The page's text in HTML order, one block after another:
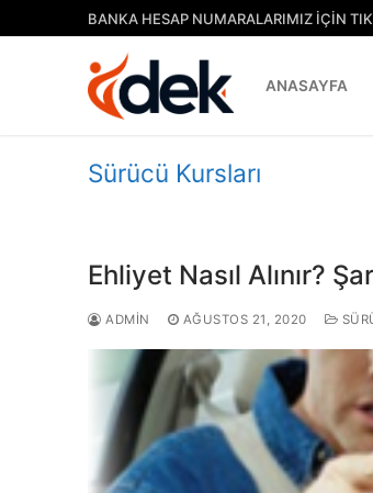
atla
BANKA HESAP NUMARALARIMIZ İÇİN
ANASAYFA
Sürücü Kursları
Ehliyet Nasıl Alınır?
ADMIN AĞUSTOS 21, 2020